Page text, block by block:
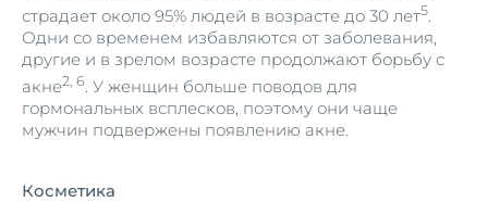
страдает около 95% людей в возрасте до 30 лет5.
Одни со временем избавляются от заболевания,
другие и в зрелом возрасте продолжают борьбу с
акне2, 6. У женщин больше поводов для
гормональных всплесков, поэтому они чаще
мужчин подвержены появлению акне.
Косметика